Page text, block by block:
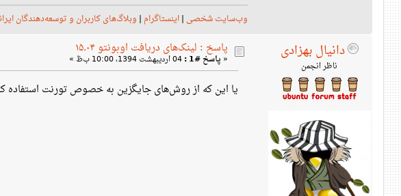
وب‌سایت شخصی |اینستاگرام | وبلاگ‌های کاربران و توسعه‌دهندگان
دانیال بهزادی
ناظر انجمن
پاسخ : لینک‌های دریافت اوبونتو ۱۵.۰۴
« پاسخ #1 :
یا این که از روش‌های جایگزین به خصوص تورنت استفاده